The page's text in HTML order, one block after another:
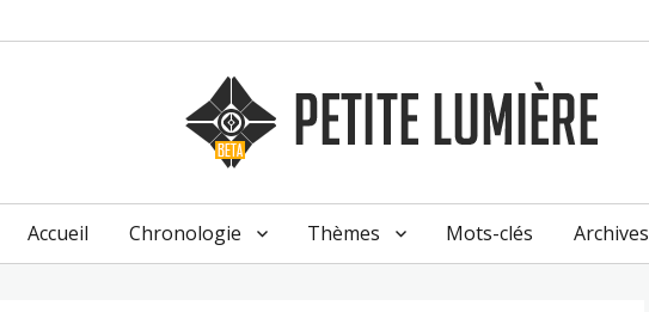
Accueil Chronologie Thèmes Mots-clés Archives